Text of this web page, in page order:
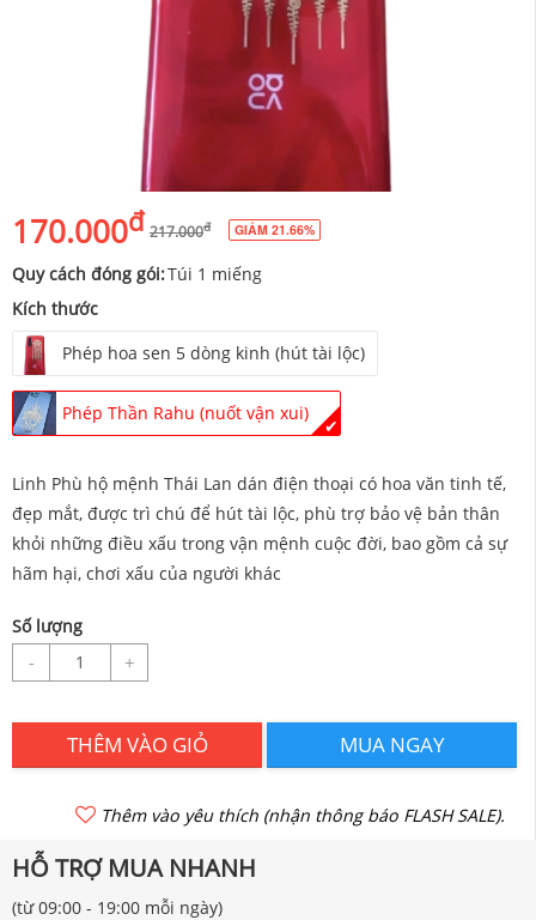
170.000đ 217.000đ GIẢM 21.66%
Quy cách đóng gói:Túi 1 miếng
Kích thước
Phép hoa sen 5 dòng kinh (hút tài lộc)
Phép Thần Rahu (nuốt vận xui)
✔
Linh Phù hộ mệnh Thái Lan dán điện thoại có hoa văn tinh tế,
đẹp mắt, được trì chú để hút tài lộc, phù trợ bảo vệ bản thân
khỏi những điều xấu trong vận mệnh cuộc đời, bao gồm cả sự
hãm hại, chơi xấu của người khác
Số lượng
- +
THÊM VÀO GIỎ MUA NGAY
Thêm vào yêu thích (nhận thông báo FLASH SALE).
HỖ TRỢ MUA NHANH
(từ 09:00 - 19:00 mỗi ngày)